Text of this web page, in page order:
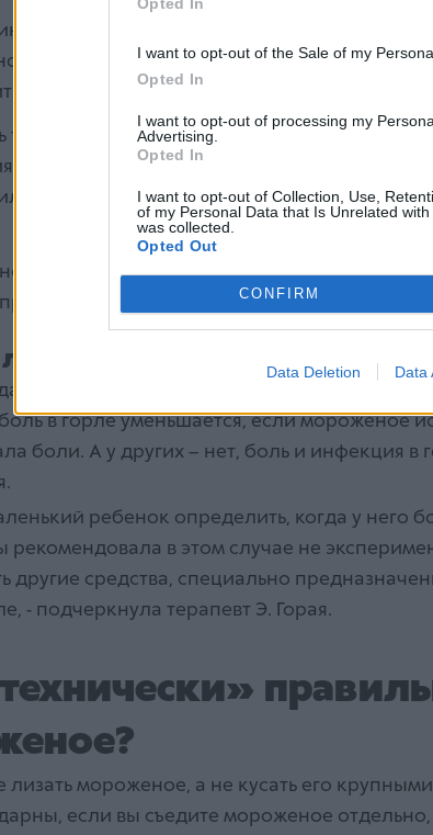
I want to opt-out of the Sale of my
Opted In
I want to opt-out of processing my
Advertising.
Opted In
I want to opt-out of Collection, Use,
of my Personal Data that Is Unrelated
was collected.
Opted Out
CONFIRM
Data Deletion Data
точки зрения после удаления зуба
или замороженный сок, так как оно
отек.
температура, то мороженое нельзя
«жаркости» температуры. Аналогично, если
мороженое может подождать. Лучше
часто рекомендуют после
с врачом,
мороженое при боли в
для кого-то точно нет, признает врач.
в горле уменьшается, если мороженое
боли. А у других – нет, боль и инфекция в
ребенок определить, когда у него
рекомендовалa в этом случае не
другие средства, специально
- подчеркнулa терапевт Э. Горая.
лизать мороженое, а не кусать его
если вы съедите мороженое